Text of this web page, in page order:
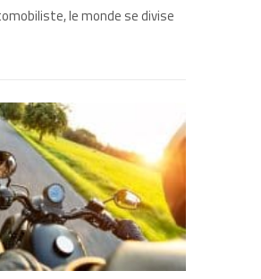
le monde se divise